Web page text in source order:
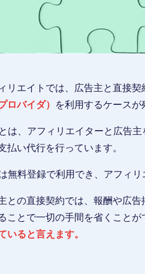
リエイトでは、広告主と直接
ロバイダ）
を利用するケースが
は、アフィリエイターと広告
払い代行を行っています。
無料登録で利用でき、アフィリ
との直接契約では、報酬や広
ことで一切の手間を省くことが
いると言えます。